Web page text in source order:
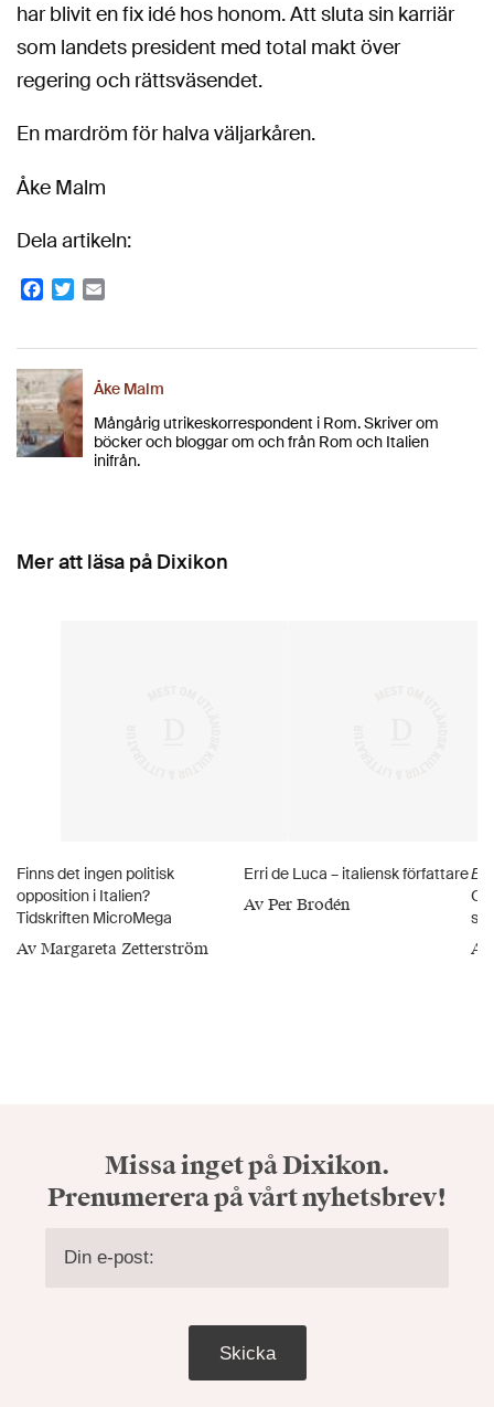
har blivit en fix idé hos honom. Att sluta sin karriär
som landets president med total makt över
regering och rättsväsendet.
En mardröm för halva väljarkåren.
Åke Malm
Dela artikeln:
Facebook
Twitter
Åke Malm
Mångårig utrikeskorrespondent i Rom. Skriver om
böcker och bloggar om och från Rom och Italien
inifrån.
Mer att läsa på Dixikon
Finns det ingen politisk
opposition i Italien?
Tidskriften MicroMega
Av Margareta Zetterström
Erri de Luca – italiensk författare
Av Per Brodén
Av
Missa inget på Dixikon.
Prenumerera på vårt nyhetsbrev!
Skicka